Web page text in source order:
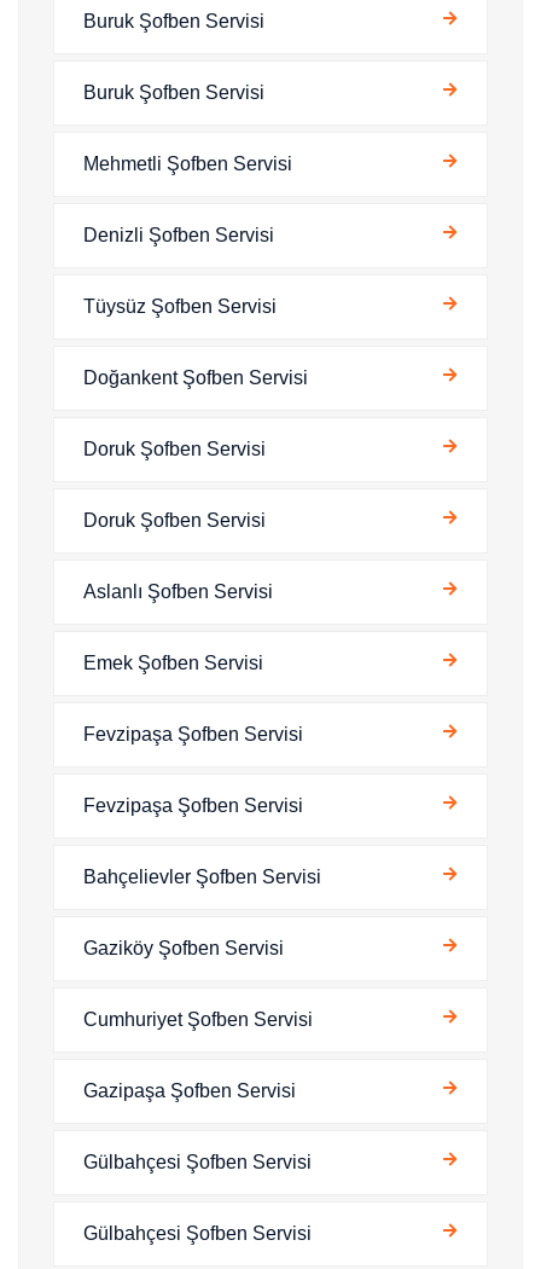
Buruk Şofben Servisi
Buruk Şofben Servisi
Mehmetli Şofben Servisi
Denizli Şofben Servisi
Tüysüz Şofben Servisi
Doğankent Şofben Servisi
Doruk Şofben Servisi
Doruk Şofben Servisi
Aslanlı Şofben Servisi
Emek Şofben Servisi
Fevzipaşa Şofben Servisi
Fevzipaşa Şofben Servisi
Bahçelievler Şofben Servisi
Gaziköy Şofben Servisi
Cumhuriyet Şofben Servisi
Gazipaşa Şofben Servisi
Gülbahçesi Şofben Servisi
Gülbahçesi Şofben Servisi